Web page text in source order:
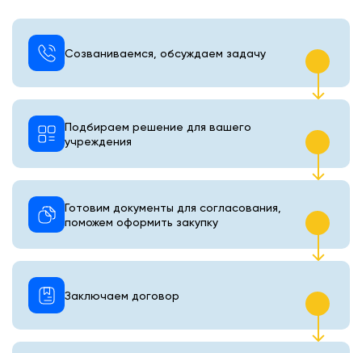
Созваниваемся, обсуждаем задачу
Подбираем решение для вашего
учреждения
Готовим документы для согласования,
поможем оформить закупку
Заключаем договор